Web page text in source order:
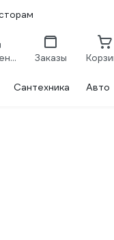
Сравнение Заказы
Сантехника Авто